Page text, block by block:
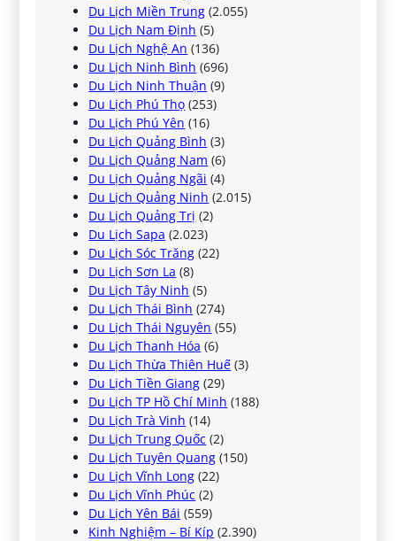
Du Lịch Miền Trung (2.055)
Du Lịch Nam Định (5)
Du Lịch Nghệ An (136)
Du Lịch Ninh Bình (696)
Du Lịch Ninh Thuận (9)
Du Lịch Phú Thọ (253)
Du Lịch Phú Yên (16)
Du Lịch Quảng Bình (3)
Du Lịch Quảng Nam (6)
Du Lịch Quảng Ngãi (4)
Du Lịch Quảng Ninh (2.015)
Du Lịch Quảng Trị (2)
Du Lịch Sapa (2.023)
Du Lịch Sóc Trăng (22)
Du Lịch Sơn La (8)
Du Lịch Tây Ninh (5)
Du Lịch Thái Bình (274)
Du Lịch Thái Nguyên (55)
Du Lịch Thanh Hóa (6)
Du Lịch Thừa Thiên Huế (3)
Du Lịch Tiền Giang (29)
Du Lịch TP Hồ Chí Minh (188)
Du Lịch Trà Vinh (14)
Du Lịch Trung Quốc (2)
Du Lịch Tuyên Quang (150)
Du Lịch Vĩnh Long (22)
Du Lịch Vĩnh Phúc (2)
Du Lịch Yên Bái (559)
Kinh Nghiệm – Bí Kíp (2.390)